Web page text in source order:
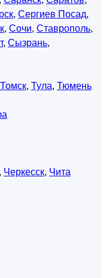
, Сергиев Посад,
, Сочи, Ставрополь,
, Сызрань,
Томск, Тула, Тюмень
, Черкесск, Чита